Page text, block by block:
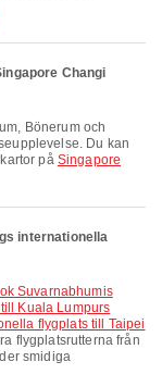
Changi
Du kan
på Singapore
internationella
Kuala Lumpurs
flygplats till Taipei
flygplatsrutterna från
smidiga